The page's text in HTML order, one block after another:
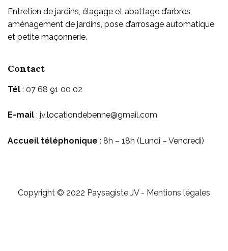
Entretien de jardins, élagage et abattage d’arbres,
aménagement de jardins, pose d’arrosage automatique
et petite maçonnerie.
Contact
Tél : 07 68 91 00 02
E-mail : jv.locationdebenne@gmail.com
Accueil téléphonique : 8h – 18h (Lundi – Vendredi)
Copyright © 2022 Paysagiste JV - Mentions légales